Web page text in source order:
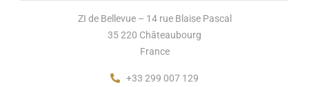
ZI de Bellevue – 14 rue Blaise Pascal
35 220 Châteaubourg
France
+33 299 007 129